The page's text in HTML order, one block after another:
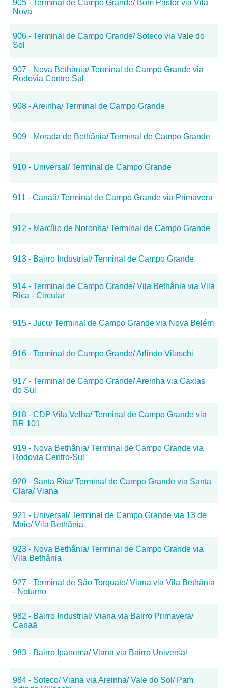
905 - Terminal de Campo Grande/ Bom Pastor via Vila
Nova
906 - Terminal de Campo Grande/ Soteco via Vale do
Sol
907 - Nova Bethânia/ Terminal de Campo Grande via
Rodovia Centro Sul
908 - Areinha/ Terminal de Campo Grande
909 - Morada de Bethânia/ Terminal de Campo Grande
910 - Universal/ Terminal de Campo Grande
911 - Canaã/ Terminal de Campo Grande via Primavera
912 - Marcílio de Noronha/ Terminal de Campo Grande
913 - Bairro Industrial/ Terminal de Campo Grande
914 - Terminal de Campo Grande/ Vila Bethânia via Vila
Rica - Circular
915 - Jucu/ Terminal de Campo Grande via Nova Belém
916 - Terminal de Campo Grande/ Arlindo Vilaschi
917 - Terminal de Campo Grande/ Areinha via Caxias
do Sul
918 - CDP Vila Velha/ Terminal de Campo Grande via
BR 101
919 - Nova Bethânia/ Terminal de Campo Grande via
Rodovia Centro-Sul
920 - Santa Rita/ Terminal de Campo Grande via Santa
Clara/ Viana
921 - Universal/ Terminal de Campo Grande via 13 de
Maio/ Vila Bethânia
923 - Nova Bethânia/ Terminal de Campo Grande via
Vila Bethânia
927 - Terminal de São Torquato/ Viana via Vila Bethânia
- Noturno
982 - Bairro Industrial/ Viana via Bairro Primavera/
Canaã
983 - Bairro Ipanema/ Viana via Bairro Universal
984 - Soteco/ Viana via Areinha/ Vale do Sol/ Pam